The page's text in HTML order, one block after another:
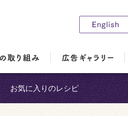
お気に入りのレシピ